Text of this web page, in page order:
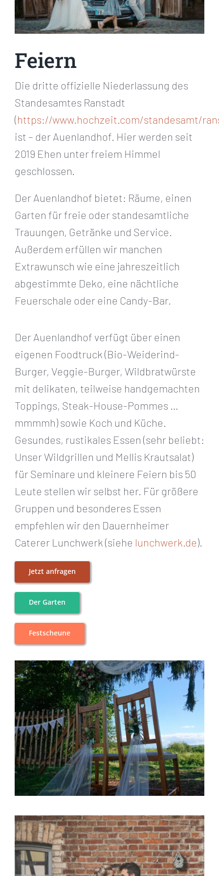
Andrés Schreiberei
Feiern
Die dritte offizielle Niederlassung des
Standesamtes Ranstadt
(https://www.hochzeit.com/standesamt/
ist – der Auenlandhof. Hier werden seit
2019 Ehen unter freiem Himmel
geschlossen.
Der Auenlandhof bietet: Räume, einen
Garten für freie oder standesamtliche
Trauungen, Getränke und Service.
Außerdem erfüllen wir manchen
Extrawunsch wie eine jahreszeitlich
abgestimmte Deko, eine nächtliche
Feuerschale oder eine Candy-Bar.
Der Auenlandhof verfügt über einen
eigenen Foodtruck (Bio-Weiderind-
Burger, Veggie-Burger, Wildbratwürste
mit delikaten, teilweise handgemachten
Toppings, Steak-House-Pommes …
mmmmh) sowie Koch und Küche.
Gesundes, rustikales Essen (sehr beliebt:
Unser Wildgrillen und Mellis Krautsalat)
für Seminare und kleinere Feiern bis 50
Leute stellen wir selbst her. Für größere
Gruppen und besonderes Essen
empfehlen wir den Dauernheimer
Caterer Lunchwerk (siehe lunchwerk.de).
Jetzt anfragen
Der Garten
Festscheune